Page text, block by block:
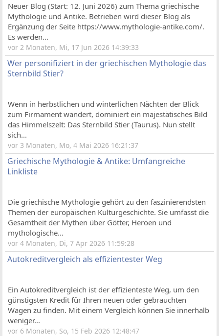
Neuer Blog (Start: 12. Juni 2026) zum Thema griechische
Mythologie und Antike. Betrieben wird dieser Blog als
Ergänzung der Seite https://www.mythologie-antike.com/.
Es werden...
vor 2 Monaten, Mi, 17 Jun 2026 14:39:33
Wer personifiziert in der griechischen Mythologie das
Sternbild Stier?
Wenn in herbstlichen und winterlichen Nächten der Blick
zum Firmament wandert, dominiert ein majestätisches Bild
das Himmelszelt: Das Sternbild Stier (Taurus). Nun stellt
sich...
vor 3 Monaten, Mo, 4 Mai 2026 16:21:37
Griechische Mythologie & Antike: Umfangreiche
Linkliste
Die griechische Mythologie gehört zu den faszinierendsten
Themen der europäischen Kulturgeschichte. Sie umfasst die
Gesamtheit der Mythen über Götter, Heroen und
mythologische...
vor 4 Monaten, Di, 7 Apr 2026 11:59:28
Autokreditvergleich als effizientester Weg
Ein Autokreditvergleich ist der effizienteste Weg, um den
günstigsten Kredit für Ihren neuen oder gebrauchten
Wagen zu finden. Mit einem Vergleich können Sie innerhalb
weniger...
vor 6 Monaten, So, 15 Feb 2026 12:48:47